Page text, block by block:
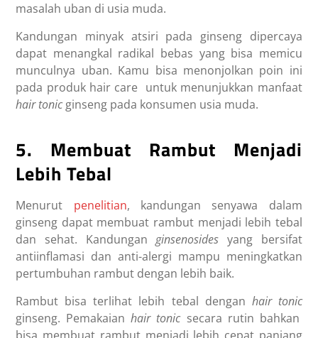
masalah uban di usia muda.
Kandungan minyak atsiri pada ginseng dipercaya
dapat menangkal radikal bebas yang bisa memicu
munculnya uban. Kamu bisa menonjolkan poin ini
pada produk hair care untuk menunjukkan manfaat
hair tonicginseng pada konsumen usia muda.
5. Membuat Rambut Menjadi
Lebih Tebal
Menurut penelitian, kandungan senyawa dalam
ginseng dapat membuat rambut menjadi lebih tebal
dan sehat. Kandunganginsenosides yang bersifat
antiinflamasi dan anti-alergi mampu meningkatkan
pertumbuhan rambut dengan lebih baik.
Rambut bisa terlihat lebih tebal dengan hair tonic
ginseng. Pemakaianhair tonic secara rutin bahkan